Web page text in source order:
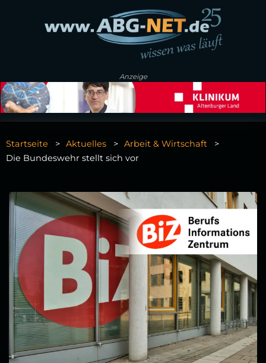
Anzeige
Startseite Aktuelles
Arbeit & Wirtschaft
Die Bundeswehr stellt sich vor